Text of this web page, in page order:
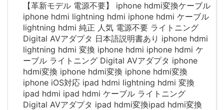
【革新モデル 電源不要】 iphone hdmi変換ケーブル
iphone hdmi lightning hdmi iphone hdmi ケーブル
lightning hdmi 純正 人気 電源不要 ライトニング
Digital AVアダプタ 日本語説明書あり iphone hdmi
lightning hdmi 変換 iphone hdmi iphone hdmi ケ
ーブル ライトニング Digital AVアダプタ iphone
hdmi変換 iphone hdmi変換 iphone hdmi変換
iphone iOS対応 ipad hdmi lightning hdmi 変換
ipad hdmi ipad hdmi ケーブル ライトニング
Digital AVアダプタ ipad hdmi変換ipad hdmi変換